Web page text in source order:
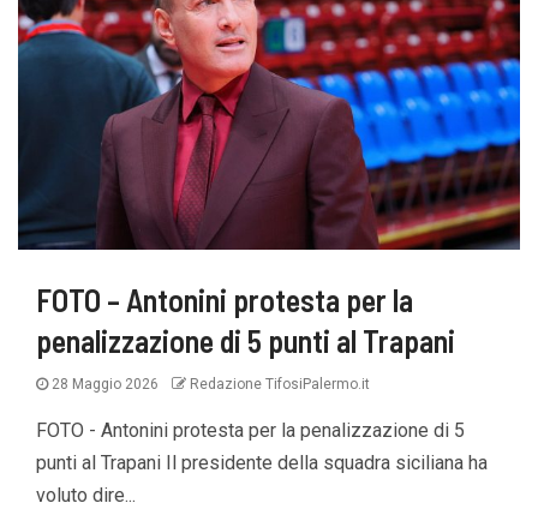
FOTO – Antonini protesta per la
penalizzazione di 5 punti al Trapani
28 Maggio 2026 Redazione TifosiPalermo.it
FOTO - Antonini protesta per la penalizzazione di 5
punti al Trapani Il presidente della squadra siciliana ha
voluto dire...